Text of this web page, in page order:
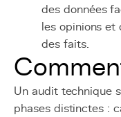
des données
les opinions et
des faits.
Un audit technique
phases distinctes :